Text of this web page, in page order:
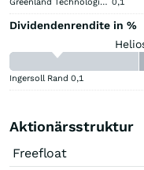
Dividendenrendite in %
Ingersoll Rand 0,1
Aktionärsstruktur
Freefloat